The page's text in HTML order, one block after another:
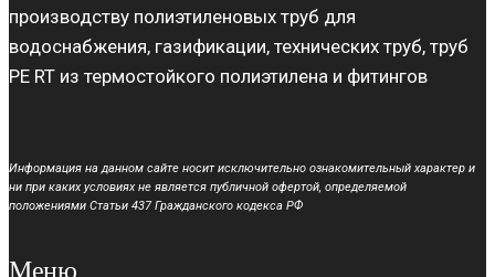
производству полиэтиленовых труб для
водоснабжения, газификации, технических труб, труб
PE RT из термостойкого полиэтилена и фитингов
Информация на данном сайте носит исключительно ознакомительный характер и
ни при каких условиях не является публичной офертой, определяемой
положениями Статьи 437 Гражданского кодекса РФ
Меню